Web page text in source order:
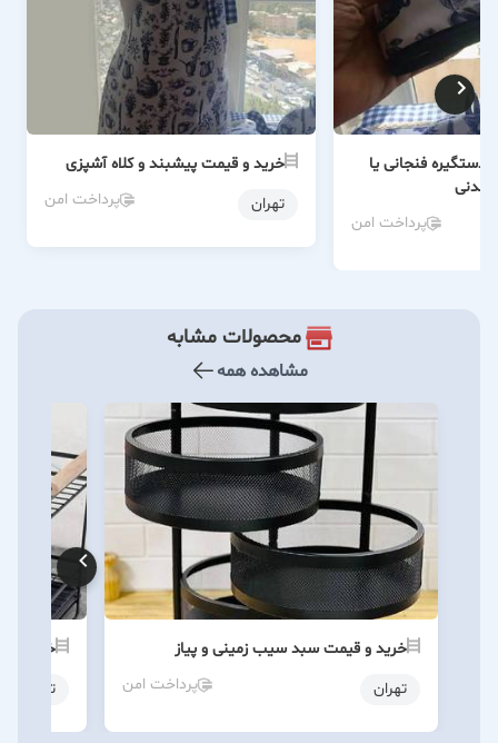
فنجانی یا
چدنی
پرداخت امن
خرید و قیمت پیشبند و کلاه آشپزی
تهران
پرداخت امن
محصولات مشابه
مشاهده همه
خرید و قیمت سبد سیب زمینی و پیاز
تهران
پرداخت امن
خرید
تهران